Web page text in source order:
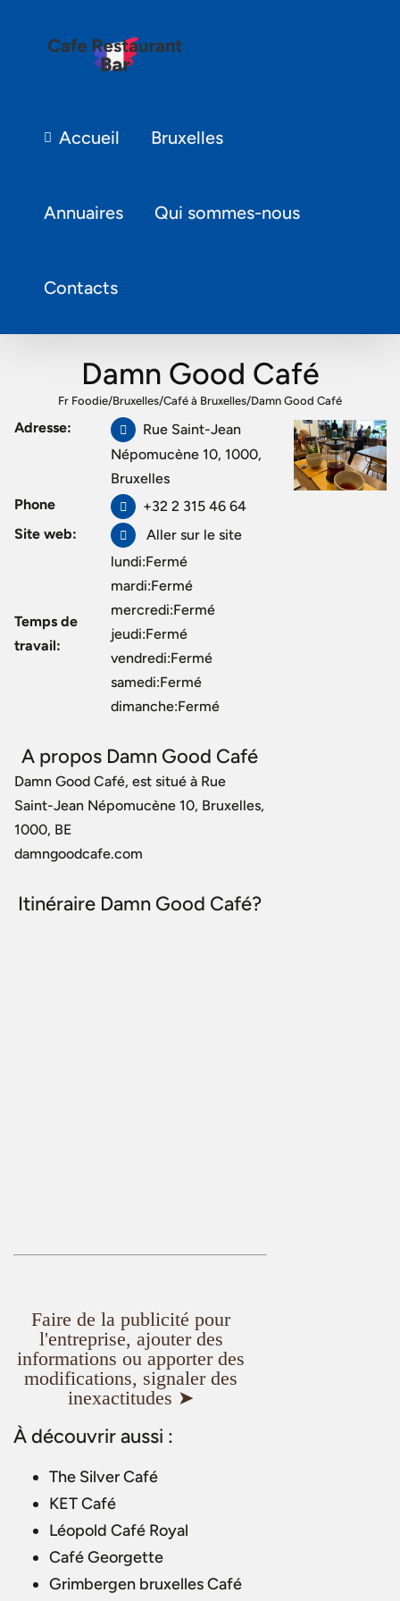
Accueil Bruxelles
Annuaires Qui sommes-nous
Contacts
Damn Good Café
Fr Foodie/Bruxelles/Café à Bruxelles/Damn Good Café
Adresse:
Rue Saint-Jean
Népomucène 10, 1000,
Bruxelles
Phone
+32 2 315 46 64
Site web:
Aller sur le site
Temps de
travail:
lundi:Fermé
mardi:Fermé
mercredi:Fermé
jeudi:Fermé
vendredi:Fermé
samedi:Fermé
dimanche:Fermé
A propos Damn Good Café
Damn Good Café, est situé à Rue
Saint-Jean Népomucène 10, Bruxelles,
1000, BE
damngoodcafe.com
Itinéraire Damn Good Café?
Faire de la publicité pour
l'entreprise, ajouter des
informations ou apporter des
modifications, signaler des
inexactitudes ➤
À découvrir aussi :
The Silver Café
KET Café
Léopold Café Royal
Café Georgette
Grimbergen bruxelles Café